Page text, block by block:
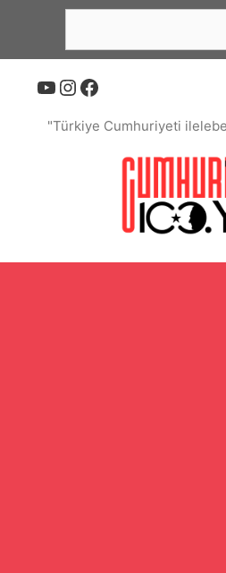
YouTube
Instagram
Facebook
"Türkiye Cumhuriyeti